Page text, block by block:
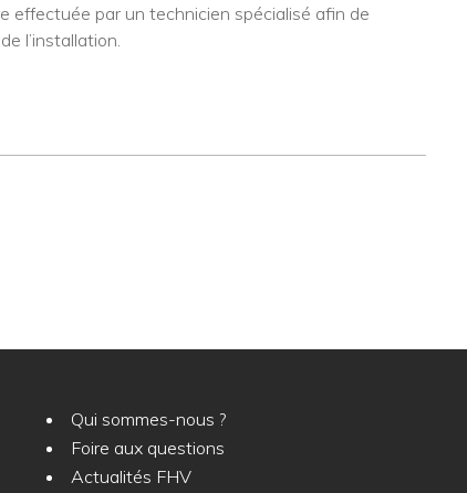
effectuée par un technicien spécialisé afin de
l’installation.
Qui sommes-nous ?
Foire aux questions
Actualités FHV